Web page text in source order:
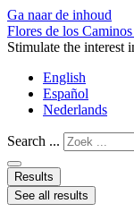
Ga naar de inhoud
Flores de los
Stimulate the interest
English
Español
Nederlands
Search ...
Results
See all results